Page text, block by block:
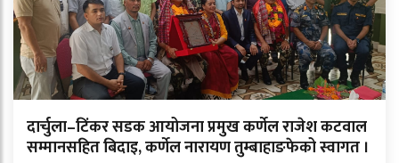
दार्चुला–टिंकर सडक आयोजना प्रमुख कर्णेल राजेश कटवाल
सम्मानसहित बिदाइ, कर्णेल नारायण तुम्बाहाङफेको स्वागत ।